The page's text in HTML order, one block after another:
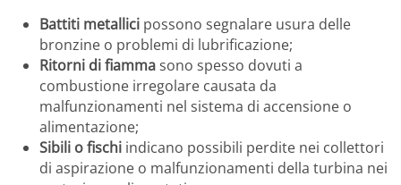
Battiti metallici possono segnalare usura delle
bronzine o problemi di lubrificazione;
Ritorni di fiammasono spesso dovuti a
combustione irregolare causata da
malfunzionamenti nel sistema di accensione o
alimentazione;
Sibili o fischi indicano possibili perdite nei collettori
di aspirazione o malfunzionamenti della turbina nei